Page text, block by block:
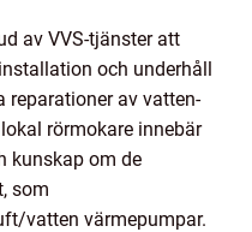
av VVS-tjänster att
och underhåll
reparationer av vatten-
rörmokare innebär
kunskap om de
som
vatten värmepumpar.